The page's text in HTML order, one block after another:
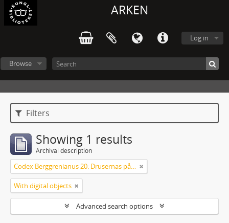
ARKEN
Log in
Browse
Filters
Showing 1 results
Archival description
Codex Berggrenianus 20: Drusernas på Libanon heliga bok
With digital objects
Advanced search options